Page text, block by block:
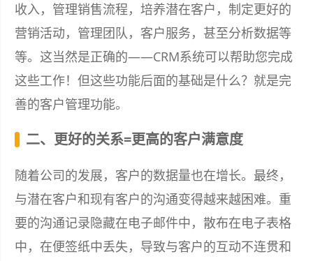
收入，管理销售流程，培养潜在客户，制定更好的
营销活动，管理团队，客户服务，甚至分析数据等
等。这当然是正确的——CRM系统可以帮助您完成
这些工作！但这些功能后面的基础是什么？就是完
善的客户管理功能。
二、更好的关系=更高的客户满意度
随着公司的发展，客户的数据量也在增长。最终，
与潜在客户和现有客户的沟通变得越来越困难。重
要的沟通记录隐藏在电子邮件中，散布在电子表格
中，在便签纸中丢失，导致与客户的互动不连贯和